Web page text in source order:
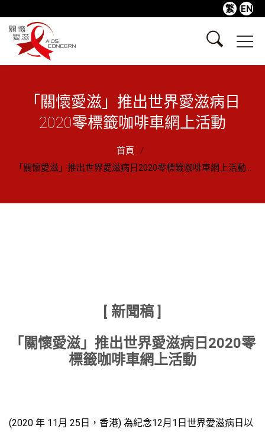
繁 EN
「關懷愛滋」推出世界愛滋病日
2020零標籤咖啡車網上活動
首頁
「關懷愛滋」推出世界愛滋病日2020零標籤咖啡車網上活動...
[ 新聞稿 ]
「關懷愛滋」推出世界愛滋病日 2020零
標籤咖啡車網上活動
(2020 年 11月 25日，香港) 為紀念12月1日世界愛滋病日以